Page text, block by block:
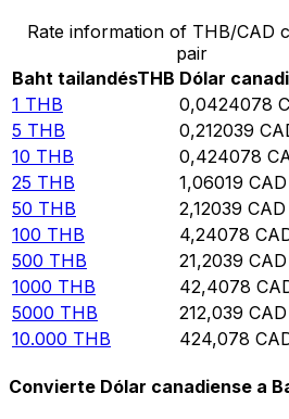
Rate information of THB/CAD
pair
Baht tailandésTHB Dólar
1 THB 0,0424078
5 THB 0,212039
10 THB 0,424078
25 THB 1,06019 CAD
50 THB 2,12039 CAD
100 THB 4,24078
500 THB 21,2039 CAD
1000 THB 42,4078
5000 THB 212,039 CAD
10.000 THB 424,078
Convierte Dólar canadiense a